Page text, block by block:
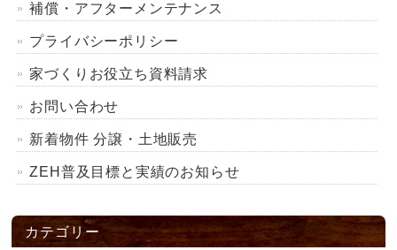
補償・アフターメンテナンス
プライバシーポリシー
家づくりお役立ち資料請求
お問い合わせ
新着物件 分譲・土地販売
ZEH普及目標と実績のお知らせ
カテゴリー